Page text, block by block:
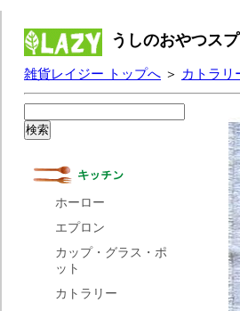
うしのおやつス
雑貨レイジー トップへ ＞ カトラリ
ホーロー
エプロン
カップ・グラス・ポ
ット
カトラリー